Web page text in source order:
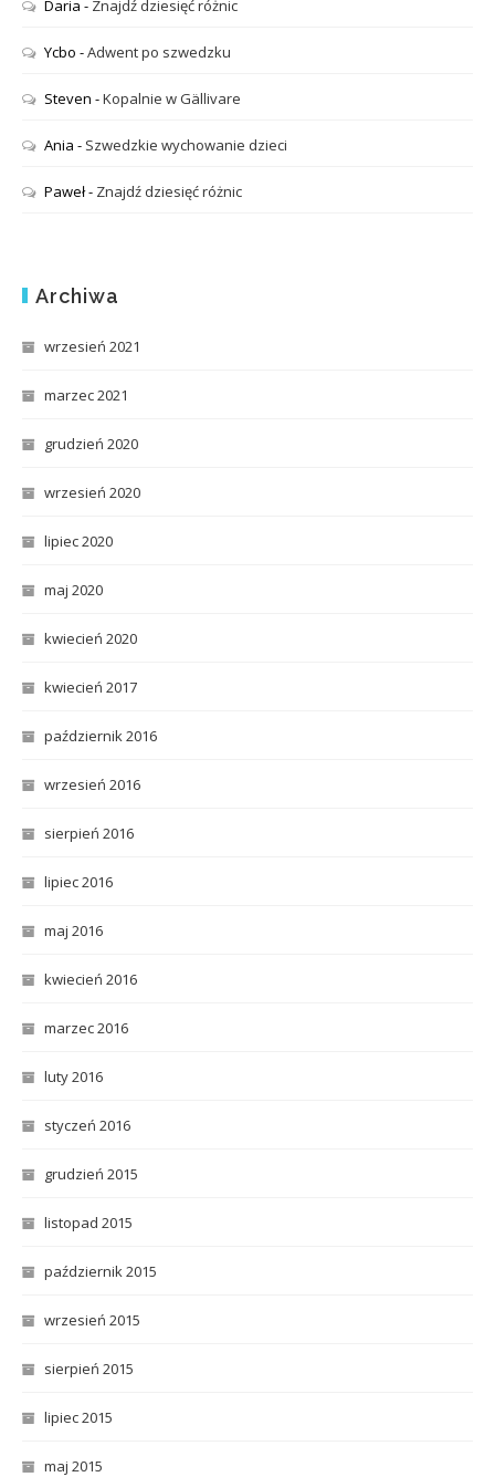
Daria - Znajdź dziesięć różnic
Ycbo -Adwent po szwedzku
Steven -Kopalnie w Gällivare
Ania - Szwedzkie wychowanie dzieci
Paweł- Znajdź dziesięć różnic
Archiwa
wrzesień 2021
marzec 2021
grudzień 2020
wrzesień 2020
lipiec 2020
maj 2020
kwiecień 2020
kwiecień 2017
październik 2016
wrzesień 2016
sierpień 2016
lipiec 2016
maj 2016
kwiecień 2016
marzec 2016
luty 2016
styczeń 2016
grudzień 2015
listopad 2015
październik 2015
wrzesień 2015
sierpień 2015
lipiec 2015
maj 2015